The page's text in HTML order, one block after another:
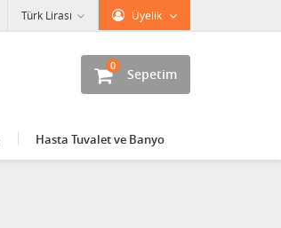
Üyelik
Türk Lirası
Sepetim
0
Hasta Tuvalet ve Banyo